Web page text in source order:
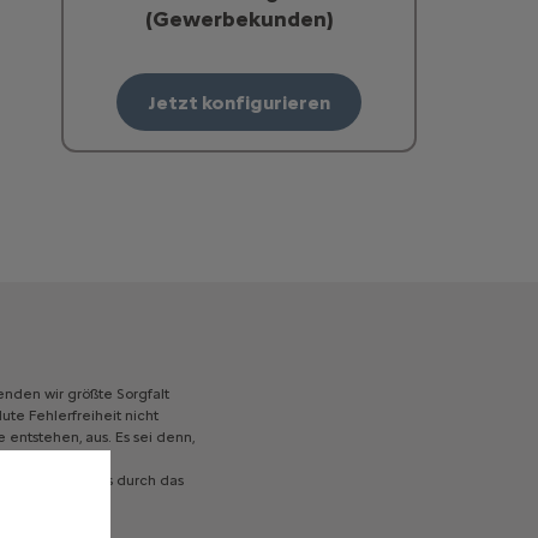
(Gewerbekunden)
Jetzt konfigurieren
wir größte Sorgfalt
Fehlerfreiheit nicht
entstehen, aus. Es sei denn,
Kraftstoffs durch das